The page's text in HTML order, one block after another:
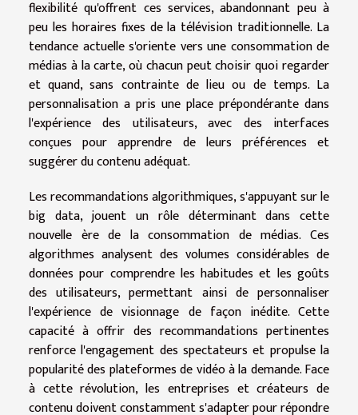
flexibilité qu'offrent ces services, abandonnant peu à
peu les horaires fixes de la télévision traditionnelle. La
tendance actuelle s'oriente vers une consommation de
médias à la carte, où chacun peut choisir quoi regarder
et quand, sans contrainte de lieu ou de temps. La
personnalisation a pris une place prépondérante dans
l'expérience des utilisateurs, avec des interfaces
conçues pour apprendre de leurs préférences et
suggérer du contenu adéquat.
Les recommandations algorithmiques, s'appuyant sur le
big data, jouent un rôle déterminant dans cette
nouvelle ère de la consommation de médias. Ces
algorithmes analysent des volumes considérables de
données pour comprendre les habitudes et les goûts
des utilisateurs, permettant ainsi de personnaliser
l'expérience de visionnage de façon inédite. Cette
capacité à offrir des recommandations pertinentes
renforce l'engagement des spectateurs et propulse la
popularité des plateformes de vidéo à la demande. Face
à cette révolution, les entreprises et créateurs de
contenu doivent constamment s'adapter pour répondre